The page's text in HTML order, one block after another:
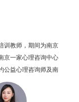
训教师，期间为南京
京一家心理咨询中心
公益心理咨询师及南
例，治疗时长超一